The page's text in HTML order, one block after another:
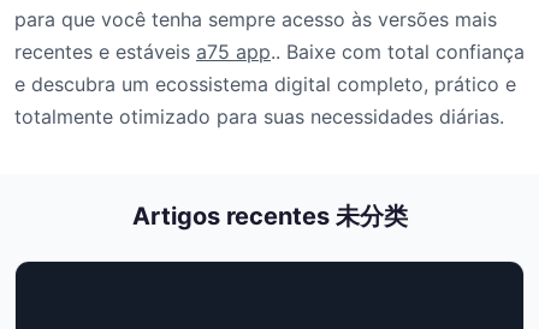
para que você tenha sempre acesso às versões mais
recentes e estáveis a75 app.. Baixe com total confiança
e descubra um ecossistema digital completo, prático e
totalmente otimizado para suas necessidades diárias.
Artigos recentes 未分类